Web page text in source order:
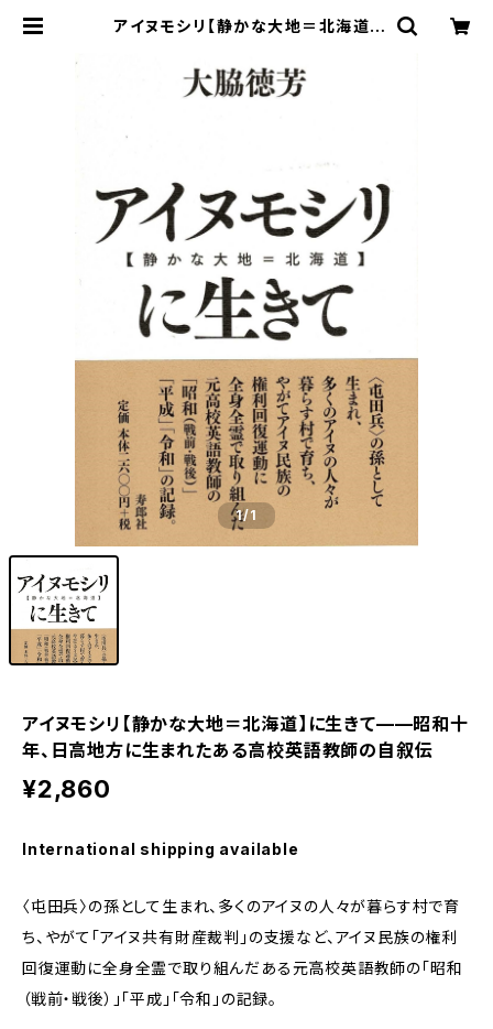
アイヌモシリ【静かな大地＝北海道】
寿郎社のネットストア
1/1
アイヌモシリ【静かな大地＝北海道】に生きて——昭和十
年、日高地方に生まれたある高校英語教師の自叙伝
¥2,860
International shipping available
〈屯田兵〉の孫として生まれ、多くのアイヌの人々が暮らす村で育
ち、やがて「アイヌ共有財産裁判」の支援など、アイヌ民族の権利
回復運動に全身全霊で取り組んだある元高校英語教師の「昭和
（戦前・戦後）」「平成」「令和」の記録。